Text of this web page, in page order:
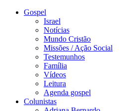
Gospel
Israel
Notícias
Mundo Cristão
Missões / Ação Social
Testemunhos
Família
Vídeos
Leitura
Agenda gospel
Colunistas